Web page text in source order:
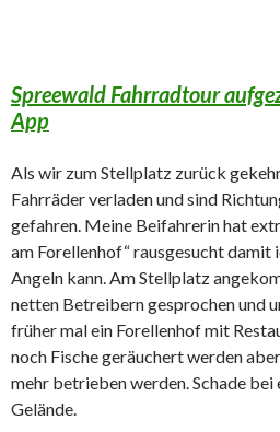
Spreewald Fahrradtour
App
Als wir zum Stellplatz zurück
Fahrräder verladen und sind
gefahren. Meine Beifahrerin hat
am Forellenhof“ rausgesucht damit
Angeln kann. Am Stellplatz
netten Betreibern gesprochen und
früher mal ein Forellenhof mit
noch Fische geräuchert werden
mehr betrieben werden. Schade
Gelände.